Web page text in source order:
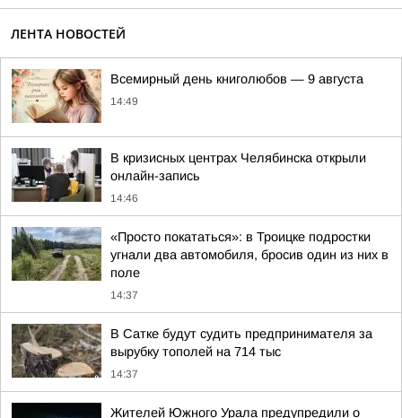
ЛЕНТА НОВОСТЕЙ
Всемирный день книголюбов — 9 августа
14:49
В кризисных центрах Челябинска открыли
онлайн-запись
14:46
«Просто покататься»: в Троицке подростки
угнали два автомобиля, бросив один из них в
поле
14:37
В Сатке будут судить предпринимателя за
вырубку тополей на 714 тыс
14:37
Жителей Южного Урала предупредили о